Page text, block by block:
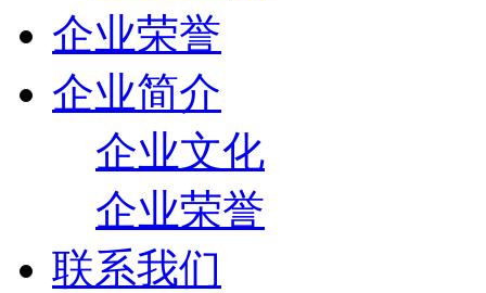
企业荣誉
企业简介
企业文化
企业荣誉
联系我们